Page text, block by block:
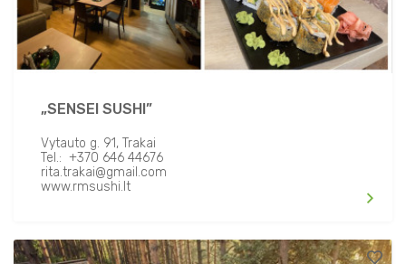
„SENSEI SUSHI”
Vytauto g. 91, Trakai
Tel.: +370 646 44676
rita.trakai@gmail.com
www.rmsushi.lt